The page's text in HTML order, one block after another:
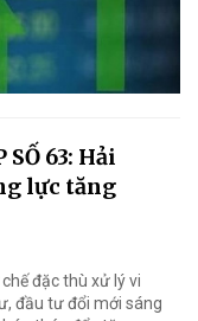
63: Hải
lực tăng
đặc thù xử lý vi
đầu tư đổi mới sáng